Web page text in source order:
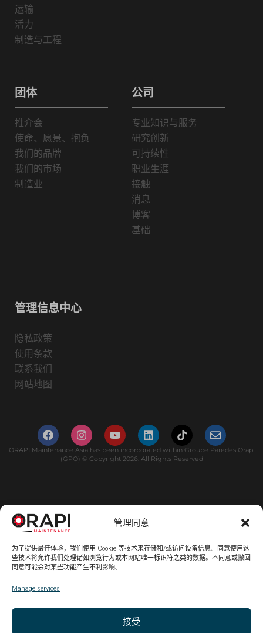
管理同意
为了提供最佳体验，我们使用 Cookie 等技术来存储和/或访问设备信息。同意使用这
些技术将允许我们处理诸如浏览行为或本网站唯一标识符之类的数据。不同意或撤回
同意可能会对某些功能产生不利影响。
Manage services
接受
运输
活力
制造与工程
团体
推介会
使命、愿景、抱负
我们的品牌
我们的市场
制造业
公司
专业知识与服务
研究创新
可持续性
职业生涯
接触
消息
博客
基础
管理信息中心
隐私政策
使用条款
联系我们
网站地图
ORAPI Maintenance Asia has been incorporated within Groupe Paredes Orapi
(GPO) © Copyright 2026. All Rights Reserved